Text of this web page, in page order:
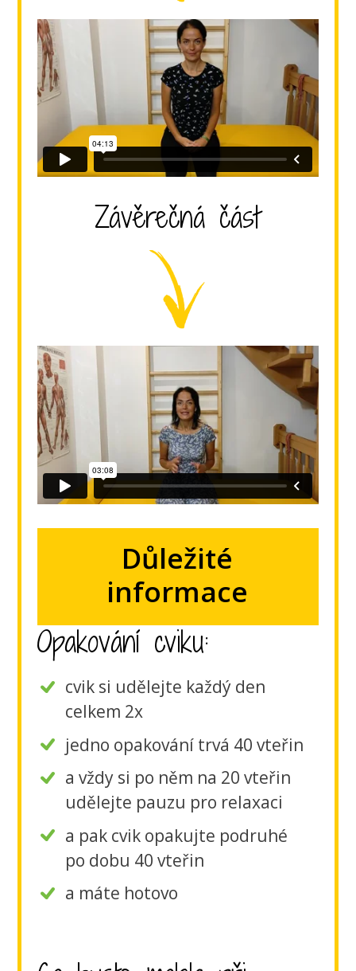
Závěrečná část
Důležité
informace
Opakování cviku:
cvik si udělejte každý den
celkem 2x
jedno opakování trvá 40 vteřin
a vždy si po něm na 20 vteřin
udělejte pauzu pro relaxaci
a pak cvik opakujte podruhé
po dobu 40 vteřin
a máte hotovo